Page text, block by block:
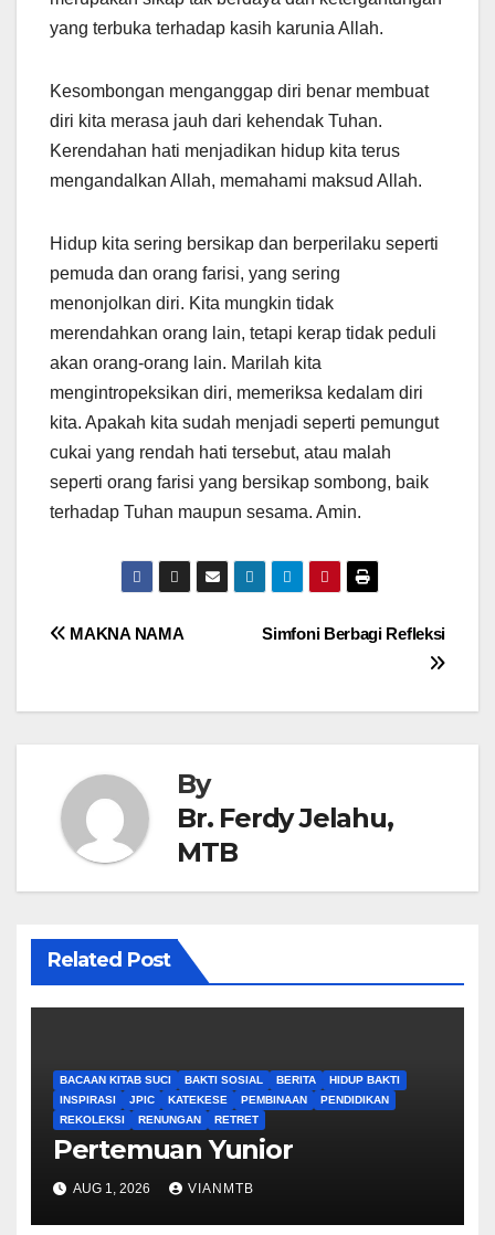
yang terbuka terhadap kasih karunia Allah.
Kesombongan menganggap diri benar membuat
diri kita merasa jauh dari kehendak Tuhan.
Kerendahan hati menjadikan hidup kita terus
mengandalkan Allah, memahami maksud Allah.
Hidup kita sering bersikap dan berperilaku seperti
pemuda dan orang farisi, yang sering
menonjolkan diri. Kita mungkin tidak
merendahkan orang lain, tetapi kerap tidak peduli
akan orang-orang lain. Marilah kita
mengintropeksikan diri, memeriksa kedalam diri
kita. Apakah kita sudah menjadi seperti pemungut
cukai yang rendah hati tersebut, atau malah
seperti orang farisi yang bersikap sombong, baik
terhadap Tuhan maupun sesama. Amin.
Post
Simfoni Berbagi Refleksi
MAKNA NAMA
By
Br. Ferdy Jelahu,
MTB
Related Post
BACAAN KITAB SUCI BAKTI SOSIAL BERITA
HIDUP BAKTI
INSPIRASI
JPIC KATEKESE PEMBINAAN
PENDIDIKAN
REKOLEKSI
RENUNGAN RETRET
Pertemuan Yunior
AUG 1, 2026 VIANMTB